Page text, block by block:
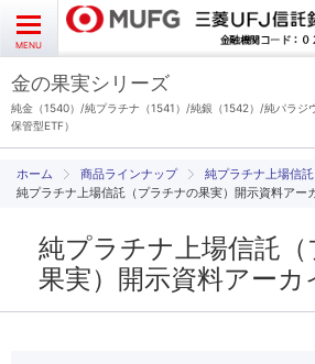
CLOSE
MENU
商品ラインナップ
純プラチナ上場信託
純プラチナ上場信託（プラチナの果実）開示資料アー
純プラチナ上場信託
果実）開示資料アーカ
金の果実シリーズ
純金（1540）/純プラチナ（1541）/純銀（1542）/純パラジ
保管型ETF）
金の果実シリーズと
特徴とメリット
各種お手続き
よくあるご質問 お問い合わ